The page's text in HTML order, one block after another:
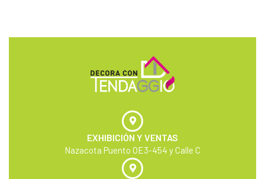
EXHIBICIÓN Y VENTAS
Nazacota Puento OE3-454 y Calle C